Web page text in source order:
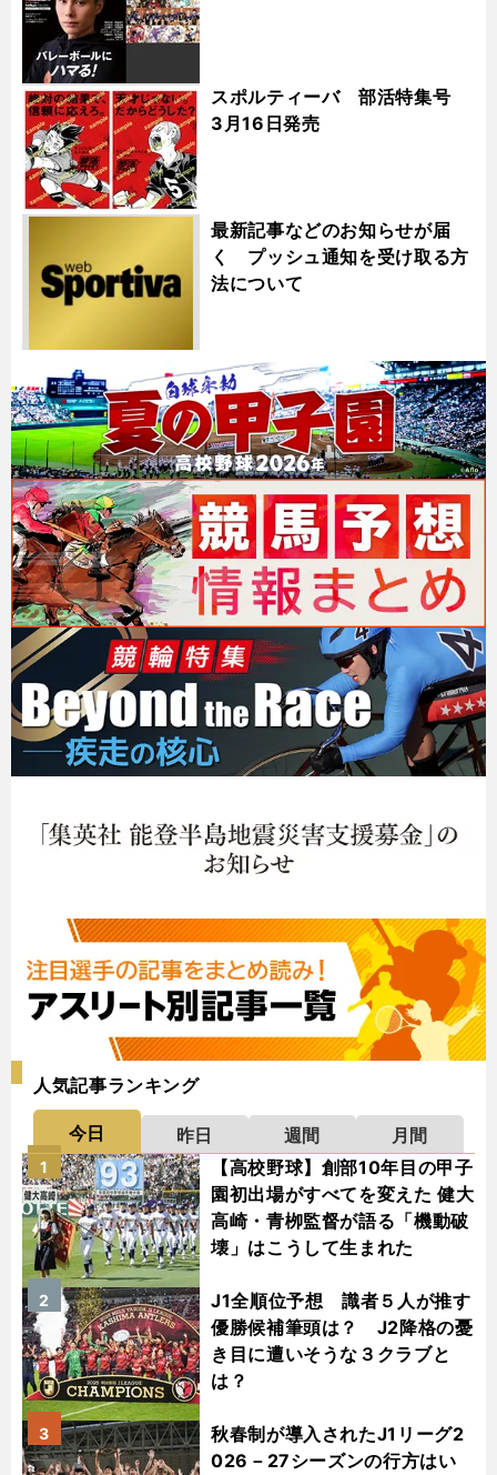
スポルティーバ 部活特集号
3月16日発売
最新記事などのお知らせが届
く プッシュ通知を受け取る方
法について
人気記事ランキング
今日 昨日 週間
月間
【高校野球】創部10年目の甲子
園初出場がすべてを変えた 健大
高崎・青栁監督が語る「機動破
壊」はこうして生まれた
1
J1全順位予想 識者５人が推す
優勝候補筆頭は？ J2降格の憂
き目に遭いそうな３クラブと
は？
2
秋春制が導入されたJ1リーグ2
026－27シーズンの行方はい
3